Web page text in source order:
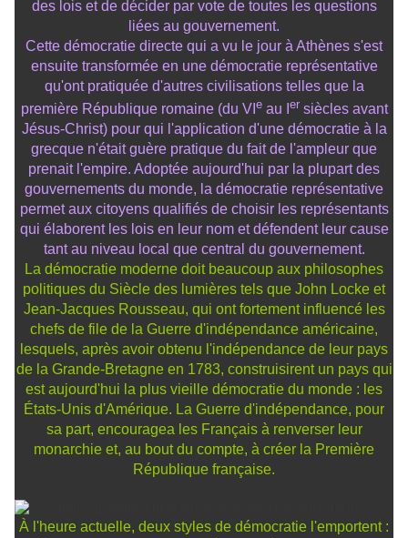
des lois et de décider par vote de toutes les questions
liées au gouvernement.
Cette démocratie directe qui a vu le jour à Athènes s'est
ensuite transformée en une démocratie représentative
qu'ont pratiquée d'autres civilisations telles que la
première République romaine (du VI eau I er siècles avant
Jésus-Christ) pour qui l'application d'une démocratie à la
grecque n'était guère pratique du fait de l'ampleur que
prenait l'empire. Adoptée aujourd'hui par la plupart des
gouvernements du monde, la démocratie représentative
permet aux citoyens qualifiés de choisir les représentants
qui élaborent les lois en leur nom et défendent leur cause
tant au niveau local que central du gouvernement.
La démocratie moderne doit beaucoup aux philosophes
politiques du Siècle des lumières tels que John Locke et
Jean-Jacques Rousseau, qui ont fortement influencé les
chefs de file de la Guerre d'indépendance américaine,
lesquels, après avoir obtenu l'indépendance de leur pays
de la Grande-Bretagne en 1783, construisirent un pays qui
est aujourd'hui la plus vieille démocratie du monde : les
États-Unis d'Amérique. La Guerre d'indépendance, pour
sa part, encouragea les Français à renverser leur
monarchie et, au bout du compte, à créer la Première
République française.
À l'heure actuelle, deux styles de démocratie l'emportent :